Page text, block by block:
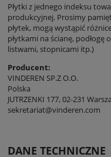
Płytki z jednego indeksu
produkcyjnej. Prosimy
płytek, mogą wystąpić
płytkami na ścianę, podłogę
listwami, stopnicami itp.)
Producent:
VINDEREN SP.Z O.O.
Polska
JUTRZENKI 177, 02-231
sekretariat@vinderen.com
DANE TECHNICZNE